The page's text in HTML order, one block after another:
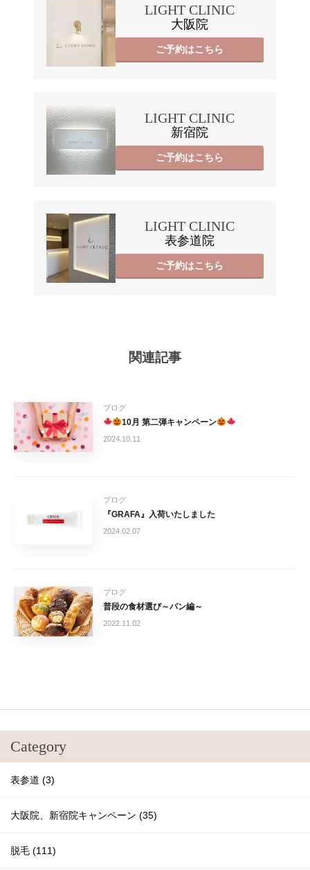
LIGHT CLINIC
大阪院
ご予約はこちら
LIGHT CLINIC
新宿院
ご予約はこちら
LIGHT CLINIC
表参道院
ご予約はこちら
関連記事
ブログ
10月 第二弾キャンペーン
2024.10.11
ブログ
『GRAFA』入荷いたしました
2024.02.07
ブログ
普段の食材選び～パン編～
2022.11.02
Category
表参道 (3)
大阪院、新宿院キャンペーン (35)
脱毛 (111)